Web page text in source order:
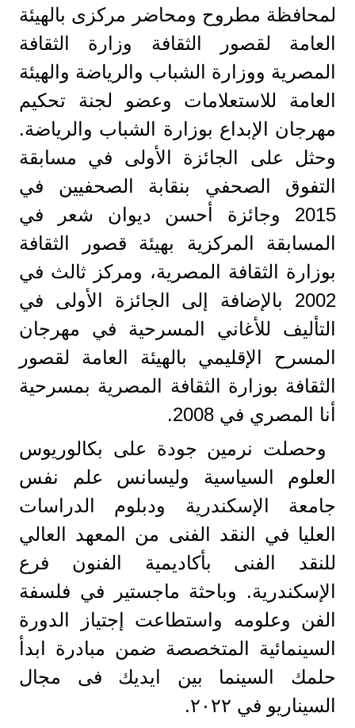
لمحافظة مطروح ومحاضر مركزى بالهيئة
العامة لقصور الثقافة وزارة الثقافة
المصرية ووزارة الشباب والرياضة والهيئة
العامة للاستعلامات وعضو لجنة تحكيم
مهرجان الإبداع بوزارة الشباب والرياضة.
وحثل على الجائزة الأولى في مسابقة
التفوق الصحفي بنقابة الصحفيين في
2015 وجائزة أحسن ديوان شعر في
المسابقة المركزية بهيئة قصور الثقافة
بوزارة الثقافة المصرية، ومركز ثالث في
2002 بالإضافة إلى الجائزة الأولى في
التأليف للأغاني المسرحية في مهرجان
المسرح الإقليمي بالهيئة العامة لقصور
الثقافة بوزارة الثقافة المصرية بمسرحية
أنا المصري في 2008.
وحصلت نرمين جودة على بكالوريوس
العلوم السياسية وليسانس علم نفس
جامعة الإسكندرية ودبلوم الدراسات
العليا في النقد الفنى من المعهد العالي
للنقد الفنى بأكاديمية الفنون فرع
الإسكندرية. وباحثة ماجستير في فلسفة
الفن وعلومه واستطاعت إجتياز الدورة
السينمائية المتخصصة ضمن مبادرة ابدأ
حلمك السينما بين ايديك فى مجال
السيناريو في ٢٠٢٢.